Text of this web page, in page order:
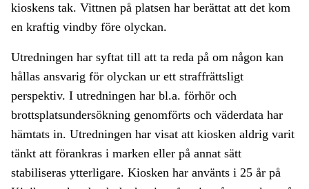
kioskens tak. Vittnen på platsen har berättat att det kom
en kraftig vindby före olyckan.
Utredningen har syftat till att ta reda på om någon kan
hållas ansvarig för olyckan ur ett straffrättsligt
perspektiv. I utredningen har bl.a. förhör och
brottsplatsundersökning genomförts och väderdata har
hämtats in. Utredningen har visat att kiosken aldrig varit
tänkt att förankras i marken eller på annat sätt
stabiliseras ytterligare. Kiosken har använts i 25 år på